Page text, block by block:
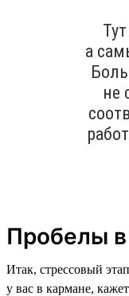
а
не
Пробелы
Итак, стрессовый
у вас в кармане,